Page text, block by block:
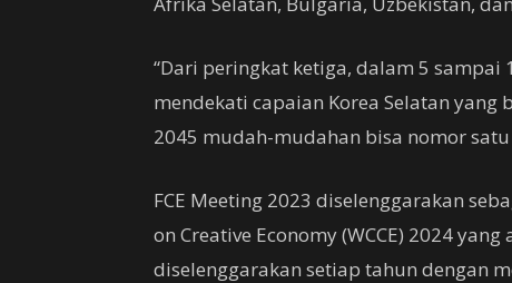
“Dari peringkat ketiga, dalam 5
mendekati capaian Korea Selatan
2045 mudah-mudahan bisa nomor
FCE Meeting 2023 diselenggarakan
on Creative Economy (WCCE) 2024
diselenggarakan setiap tahun dengan